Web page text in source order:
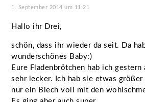
1. September 2014 um 11:21
Hallo ihr Drei,
schön, dass ihr wieder da seit. Da
wunderschönes Baby:)
Eure Fladenbrötchen hab ich gestern
sehr lecker. Ich hab sie etwas größer
nur ein Blech voll mit den